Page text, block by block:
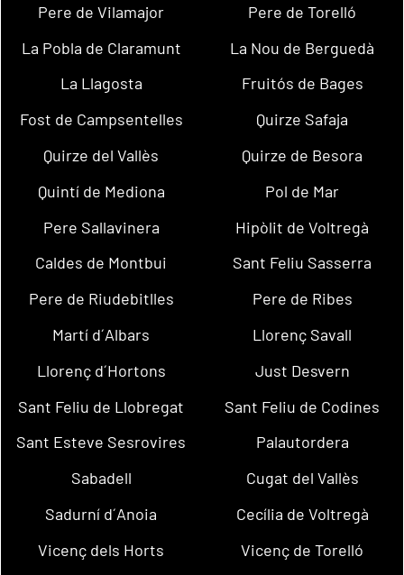
Pere de Vilamajor
Pere de Torelló
La Pobla de Claramunt
La Nou de Berguedà
La Llagosta
Fruitós de Bages
Fost de Campsentelles
Quirze Safaja
Quirze del Vallès
Quirze de Besora
Quintí de Mediona
Pol de Mar
Pere Sallavinera
Hipòlit de Voltregà
Caldes de Montbui
Sant Feliu Sasserra
Pere de Riudebitlles
Pere de Ribes
Martí d´Albars
Llorenç Savall
Llorenç d´Hortons
Just Desvern
Sant Feliu de Llobregat
Sant Feliu de Codines
Sant Esteve Sesrovires
Palautordera
Sabadell
Cugat del Vallès
Sadurní d´Anoia
Cecília de Voltregà
Vicenç dels Horts
Vicenç de Torelló